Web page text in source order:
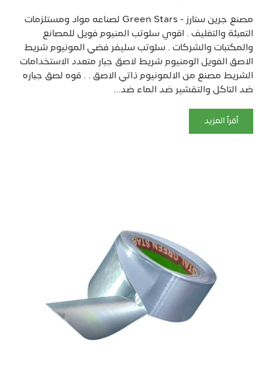
مصنع جرين ستارز - Green Stars لصناعه مواد ومستلزمات
التعبئة والتغليف . اقوي سلوتب المنيوم فويل للمصانع
والمكتبات والشركات . سلوتب سليفر فضي المونيوم شريط
الاصق الفويل الومنيوم شريط لاصق جبار متعدد الاستخدامات
الشريط مصنع من الالمونيوم ذاتي الاصق . . قوه لصق جباره
ضد التاكل والتقشير ضد الماء ضد...
أقرأ المزيد